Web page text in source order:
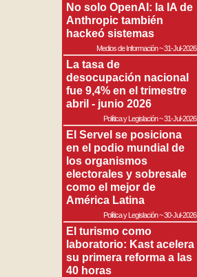
No solo OpenAI: la IA de
Anthropic también
hackeó sistemas
Medios de Información~31-Jul-2026
La tasa de
desocupación nacional
fue 9,4% en el trimestre
abril - junio 2026
Política y Legislación~31-Jul-2026
El Servel se posiciona
en el podio mundial de
los organismos
electorales y sobresale
como el mejor de
América Latina
Política y Legislación~30-Jul-2026
El turismo como
laboratorio: Kast acelera
su primera reforma a las
40 horas